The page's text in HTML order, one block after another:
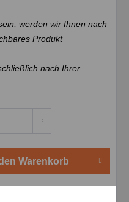
werden wir Ihnen nach
Produkt
nach Ihrer
Warenkorb